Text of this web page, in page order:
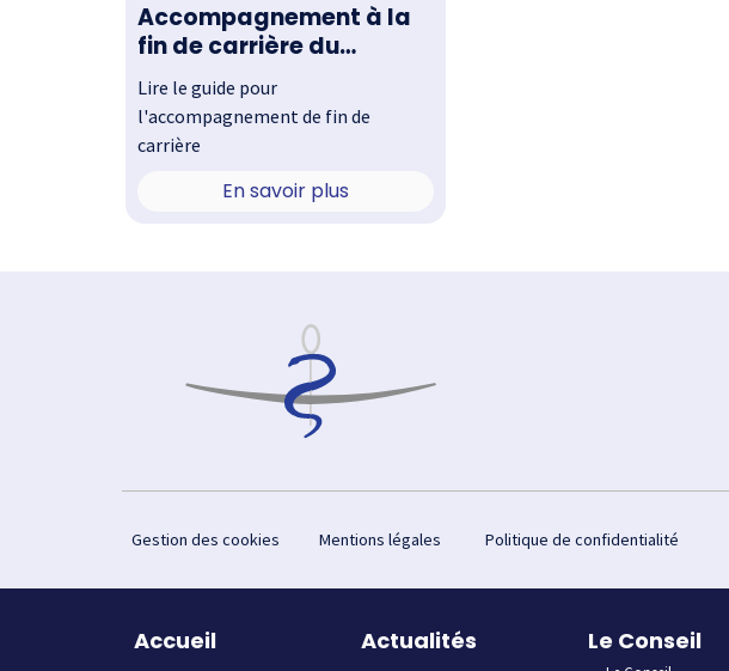
Accompagnement à la
fin de carrière du
médecin
Lire le guide pour
l'accompagnement de fin de
carrière
En savoir plus
Gestion des cookies Mentions légales Politique de confidentialité
Accueil Actualités Le Conseil